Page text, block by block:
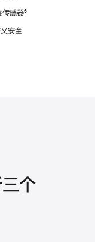
传感器脚
⁶
安全
个